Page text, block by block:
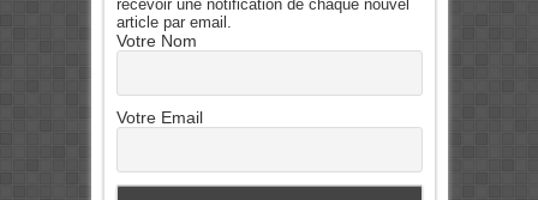
recevoir une notification de chaque nouvel
article par email.
Votre Nom
Votre Email